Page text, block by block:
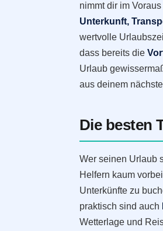
nimmt dir im
Unterkunft,
wertvolle
dass bereits die
Urlaub
aus deinem
Die besten
Wer seinen Urlaub
Helfern kaum
Unterkünfte zu
praktisch sind auch
Wetterlage und